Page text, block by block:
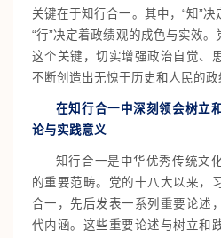
关键在于知行合一。其中，“知”决
“行”决定着政绩观的成色与实效
这个关键，切实增强政治自觉、
不断创造出无愧于历史和人民的政
在知行合一中深刻领会树立
论与实践意义
知行合一是中华优秀传统文
的重要范畴。党的十八大以来，
合一，先后发表一系列重要论述
代内涵。这些重要论述与树立和